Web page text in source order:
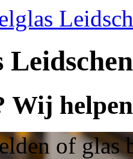
Wij
of glas